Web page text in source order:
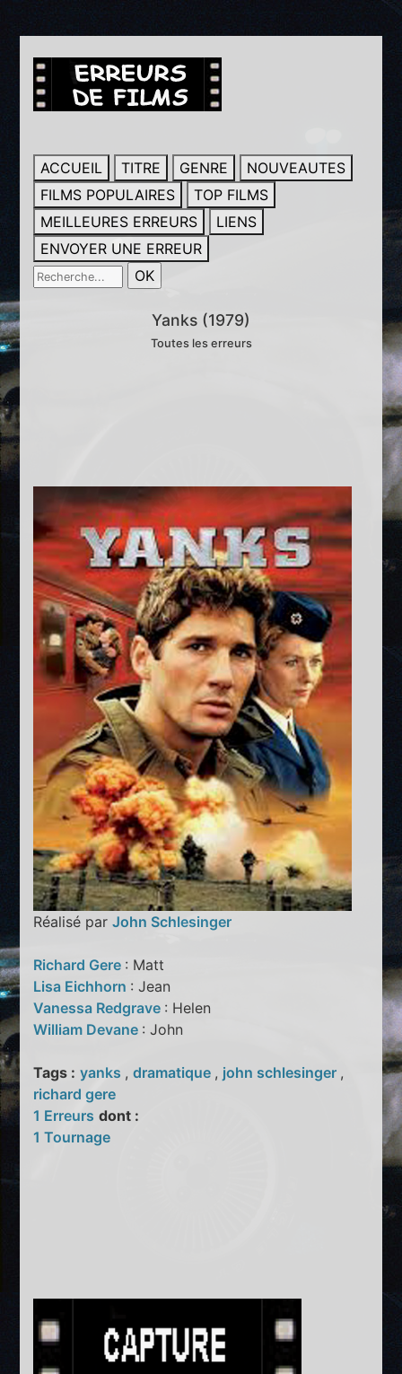
ACCUEIL TITRE GENRE
NOUVEAUTES
FILMS POPULAIRES
TOP FILMS
MEILLEURES ERREURS
LIENS
ENVOYER UNE ERREUR
Yanks (1979)
Toutes les erreurs
Réalisé parJohn Schlesinger
Richard Gere : Matt
Lisa Eichhorn : Jean
Vanessa Redgrave : Helen
William Devane : John
Tags : yanks ,dramatique , john schlesinger ,
richard gere
1 Erreurs dont :
1 Tournage